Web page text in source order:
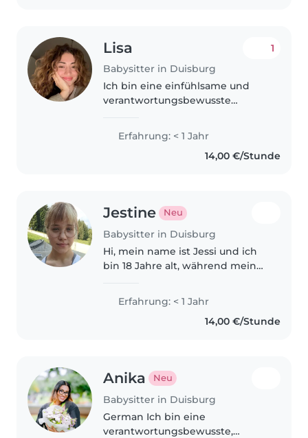
Lisa
Babysitter in Duisburg
1
Ich bin eine einfühlsame und
verantwortungsbewusste
gerne mit Kindern arbeitet. Ich
habe Erfahrung mit
Kleinkindern und liebe es, ihnen
Erfahrung: < 1 Jahr
14,00 €/Stunde
Jestine Neu
Babysitter in Duisburg
Hi, mein name ist Jessi und ich
bin 18 Jahre alt, während meines
ich durch meine zwei kleinen
Gastgeschwister (3 und 6 Jahre)
festgestellt, dass der Umgang..
Erfahrung: < 1 Jahr
14,00 €/Stunde
Anika Neu
Babysitter in Duisburg
German Ich bin eine
verantwortungsbewusste,